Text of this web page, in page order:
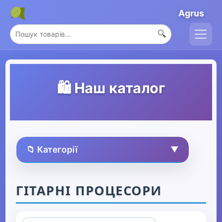
Agrus
🔍
🛍️ Наш каталог
📁 Категорії ▼
▼ Спорт та захоплення
ГІТАРНІ ПРОЦЕСОРИ